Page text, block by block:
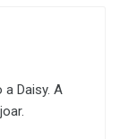
Daisy. A